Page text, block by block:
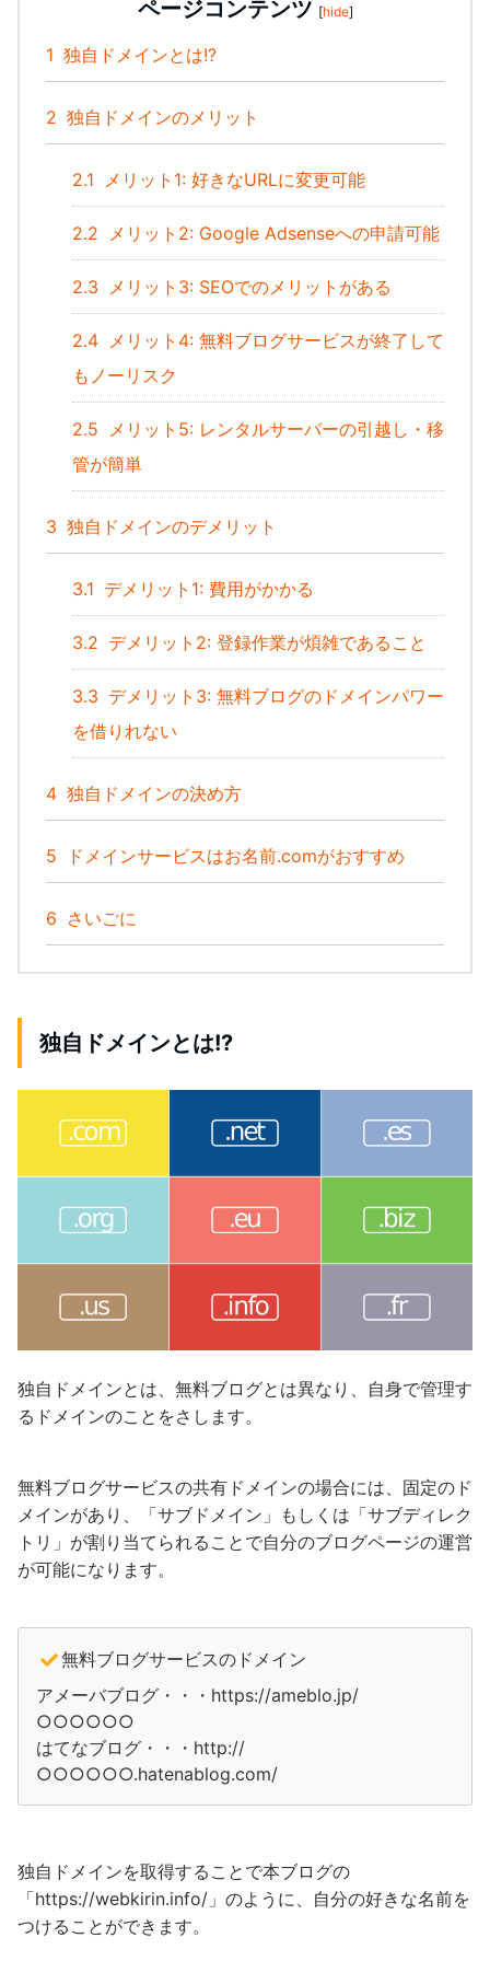
ページコンテンツ [hide]
1 独自ドメインとは!?
2 独自ドメインのメリット
2.1 メリット1: 好きなURLに変更可能
2.2 メリット2: Google Adsenseへの申請可能
2.3 メリット3: SEOでのメリットがある
2.4 メリット4: 無料ブログサービスが終了して
もノーリスク
2.5 メリット5: レンタルサーバーの引越し・移
管が簡単
3 独自ドメインのデメリット
3.1 デメリット1: 費用がかかる
3.2 デメリット2: 登録作業が煩雑であること
3.3 デメリット3: 無料ブログのドメインパワー
を借りれない
4 独自ドメインの決め方
5 ドメインサービスはお名前.comがおすすめ
6 さいごに
独自ドメインとは!?
独自ドメインとは、無料ブログとは異なり、自身で管理す
るドメインのことをさします。
無料ブログサービスの共有ドメインの場合には、固定のド
メインがあり、「サブドメイン」もしくは「サブディレク
トリ」が割り当てられることで自分のブログページの運営
が可能になります。
無料ブログサービスのドメイン
アメーバブログ・・・https://ameblo.jp/
○○○○○○
はてなブログ・・・http://
○○○○○○.hatenablog.com/
独自ドメインを取得することで本ブログの
「https://webkirin.info/」のように、自分の好きな名前を
つけることができます。